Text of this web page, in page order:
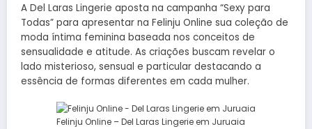
A Del Laras Lingerie aposta na campanha “Sexy para
Todas” para apresentar na Felinju Online sua coleção de
moda íntima feminina baseada nos conceitos de
sensualidade e atitude. As criações buscam revelar o
lado misterioso, sensual e particular destacando a
essência de formas diferentes em cada mulher.
Felinju Online – Del Laras Lingerie em Juruaia